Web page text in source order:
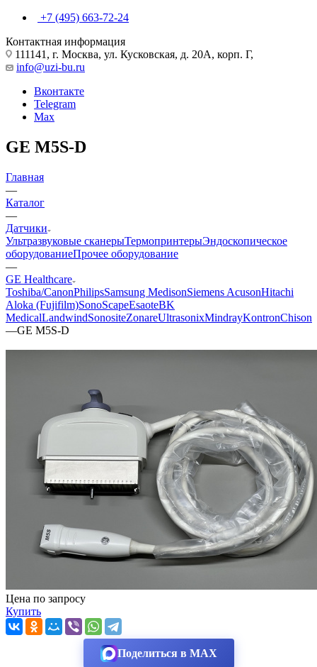
+7 (495) 663-72-24
Контактная информация
111141, г. Москва, ул. Кусковская, д. 20А, корп. Г,
info@uzi-bu.ru
Вконтакте
Telegram
Max
GE M5S-D
Главная
—
Каталог
—
Датчики
Ультразвуковые сканерыТермопринтерыЭндоскопическое
оборудованиеПрочее оборудование
—
GE Healthcare
Toshiba/CanonPhilipsSamsung MedisonSiemens AcusonHitachi
Aloka (Fujifilm)SonoScapeEsaoteBK
MedicalLandwindSonositeZonareUltrasonixMindrayKontronChison
—GE M5S-D
Цена по запросу
Купить
Поделиться в MAX